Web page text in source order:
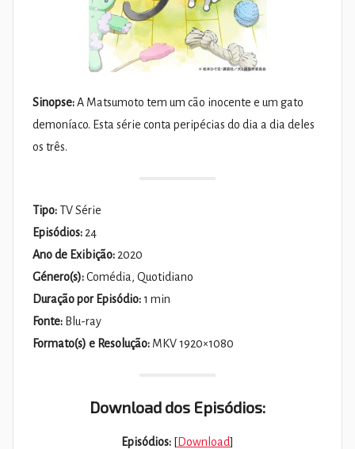
Sinopse:A Matsumoto tem um cão inocente e um gato
demoníaco. Esta série conta peripécias do dia a dia deles
os três.
Tipo:TV Série
Episódios: 24
Ano de Exibição: 2020
Género(s):Comédia, Quotidiano
Duração por Episódio:1 min
Fonte: Blu-ray
Formato(s) e Resolução: MKV 1920×1080
Download dos Episódios:
Episódios: [Download]